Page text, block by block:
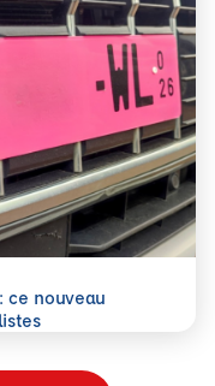
ce nouveau
ce nouveau format